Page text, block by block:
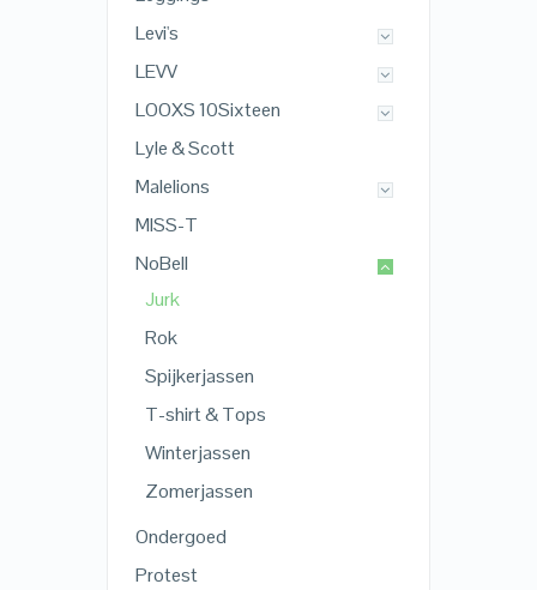
Levi's
LEVV
LOOXS 10Sixteen
Lyle & Scott
Malelions
MISS-T
NoBell
Jurk
Rok
Spijkerjassen
T-shirt & Tops
Winterjassen
Zomerjassen
Ondergoed
Protest